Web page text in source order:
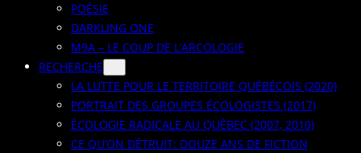
POÉSIE
DARKLING ONE
M9A – LE COUP DE L’ARCOLOGIE
RECHERCHE
LA LUTTE POUR LE TERRITOIRE QUÉBÉCOIS (2020)
PORTRAIT DES GROUPES ÉCOLOGISTES (2017)
ÉCOLOGIE RADICALE AU QUÉBEC (2007, 2010)
CE QU’ON DÉTRUIT: DOUZE ANS DE FICTION